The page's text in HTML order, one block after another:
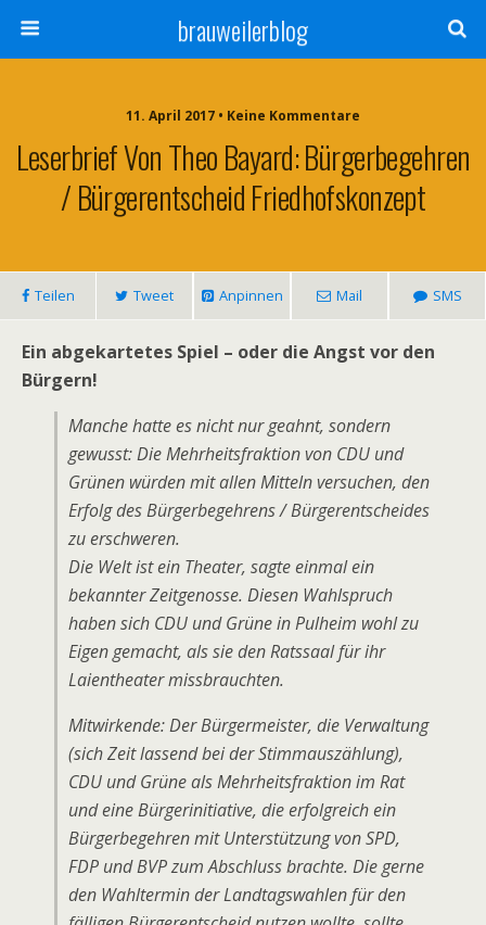
brauweilerblog
11. April 2017 • Keine Kommentare
Leserbrief Von Theo Bayard: Bürgerbegehren
/ Bürgerentscheid Friedhofskonzept
Teilen Tweet Anpinnen Mail SMS
Ein abgekartetes Spiel – oder die Angst vor den
Bürgern!
Manche hatte es nicht nur geahnt, sondern
gewusst: Die Mehrheitsfraktion von CDU und
Grünen würden mit allen Mitteln versuchen, den
Erfolg des Bürgerbegehrens / Bürgerentscheides
zu erschweren.
Die Welt ist ein Theater, sagte einmal ein
bekannter Zeitgenosse. Diesen Wahlspruch
haben sich CDU und Grüne in Pulheim wohl zu
Eigen gemacht, als sie den Ratssaal für ihr
Laientheater missbrauchten.
Mitwirkende: Der Bürgermeister, die Verwaltung
(sich Zeit lassend bei der Stimmauszählung),
CDU und Grüne als Mehrheitsfraktion im Rat
und eine Bürgerinitiative, die erfolgreich ein
Bürgerbegehren mit Unterstützung von SPD,
FDP und BVP zum Abschluss brachte. Die gerne
den Wahltermin der Landtagswahlen für den